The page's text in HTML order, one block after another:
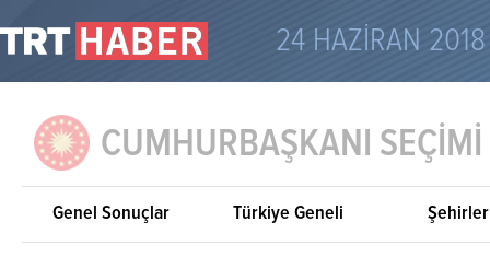
24 HAZİRAN 2018
CUMHURBAŞKANI SEÇİMİ
Genel Sonuçlar Türkiye Geneli Şehirler